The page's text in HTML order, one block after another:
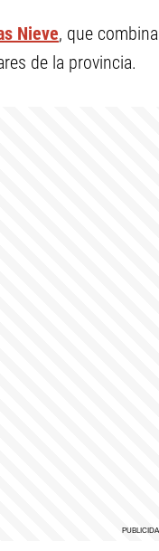
Nieve, que combina
de la provincia.